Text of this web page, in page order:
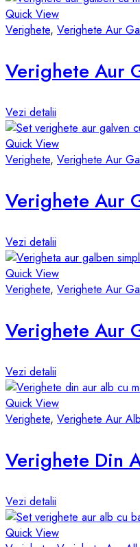
Quick View
Verighete, Verighete Aur
Vezi detalii
Quick View
Verighete, Verighete Aur
Vezi detalii
Quick View
Verighete, Verighete Aur
Vezi detalii
Quick View
Verighete, Verighete Aur Alb
Vezi detalii
Quick View